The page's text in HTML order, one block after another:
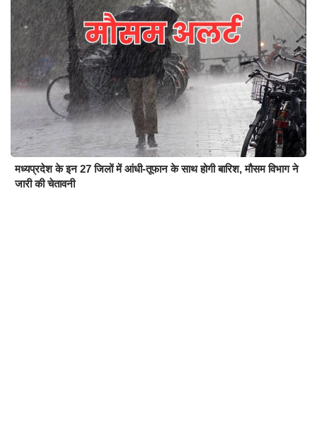
मध्यप्रदेश के इन 27 जिलों में आंधी-तूफान के साथ होगी बारिश, मौसम विभाग ने
जारी की चेतावनी